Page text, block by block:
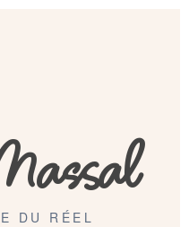
DU RÉEL